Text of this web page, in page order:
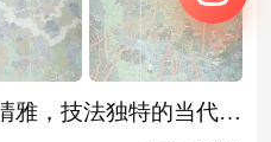
泰丰国际丨李国开色调清雅，技法独特的当代山水